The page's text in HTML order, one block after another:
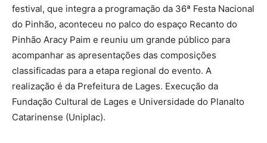
festival, que integra a programação da 36ª Festa Nacional
do Pinhão, aconteceu no palco do espaço Recanto do
Pinhão Aracy Paim e reuniu um grande público para
acompanhar as apresentações das composições
classificadas para a etapa regional do evento. A
realização é da Prefeitura de Lages. Execução da
Fundação Cultural de Lages e Universidade do Planalto
Catarinense (Uniplac).